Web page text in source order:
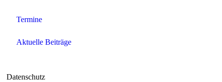
Termine
Aktuelle Beiträge
Datenschutz